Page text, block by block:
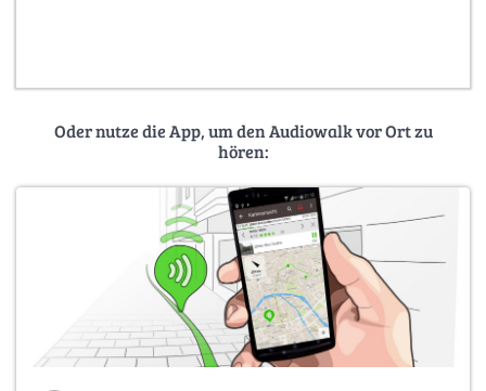
Oder nutze die App, um den Audiowalk vor Ort zu
hören: